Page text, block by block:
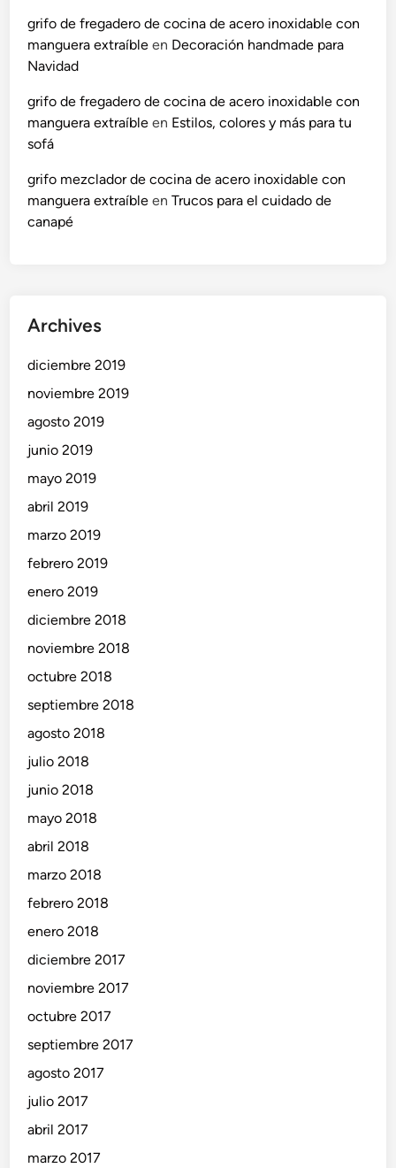
grifo de fregadero de cocina de acero inoxidable con
manguera extraíble en Decoración handmade para
Navidad
grifo de fregadero de cocina de acero inoxidable con
manguera extraíble en Estilos, colores y más para tu
sofá
grifo mezclador de cocina de acero inoxidable con
manguera extraíble enTrucos para el cuidado de
canapé
Archives
diciembre 2019
noviembre 2019
agosto 2019
junio 2019
mayo 2019
abril 2019
marzo 2019
febrero 2019
enero 2019
diciembre 2018
noviembre 2018
octubre 2018
septiembre 2018
agosto 2018
julio 2018
junio 2018
mayo 2018
abril 2018
marzo 2018
febrero 2018
enero 2018
diciembre 2017
noviembre 2017
octubre 2017
septiembre 2017
agosto 2017
julio 2017
abril 2017
marzo 2017